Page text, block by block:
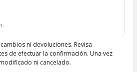
ni devoluciones. Revisa
de efectuar la confirmación. Una vez
ni cancelado.